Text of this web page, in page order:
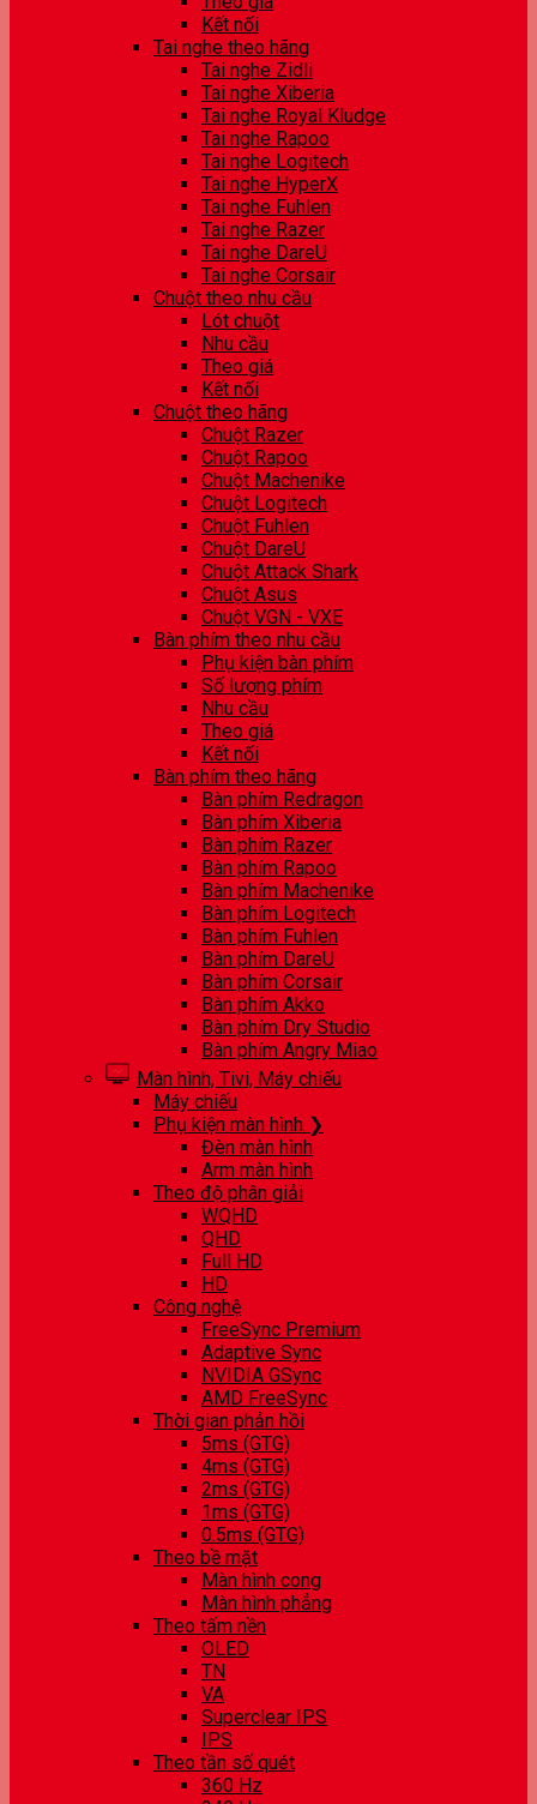
Kết nối
Tai nghe theo hãng
Tai nghe Zidli
Tai nghe Xiberia
Tai nghe Royal Kludge
Tai nghe Rapoo
Tai nghe Logitech
Tai nghe HyperX
Tai nghe Fuhlen
Tai nghe Razer
Tai nghe DareU
Tai nghe Corsair
Chuột theo nhu cầu
Lót chuột
Nhu cầu
Theo giá
Kết nối
Chuột theo hãng
Chuột Razer
Chuột Rapoo
Chuột Machenike
Chuột Logitech
Chuột Fuhlen
Chuột DareU
Chuột Attack Shark
Chuột Asus
Chuột VGN - VXE
Bàn phím theo nhu cầu
Phụ kiện bàn phím
Số lượng phím
Nhu cầu
Theo giá
Kết nối
Bàn phím theo hãng
Bàn phím Redragon
Bàn phím Xiberia
Bàn phím Razer
Bàn phím Rapoo
Bàn phím Machenike
Bàn phím Logitech
Bàn phím Fuhlen
Bàn phím DareU
Bàn phím Corsair
Bàn phím Akko
Bàn phím Dry Studio
Bàn phím Angry Miao
Màn hình, Tivi, Máy chiếu
Máy chiếu
Phụ kiện màn hình ❯
Đèn màn hình
Arm màn hình
Theo độ phân giải
WQHD
QHD
Full HD
HD
Công nghệ
FreeSync Premium
Adaptive Sync
NVIDIA GSync
AMD FreeSync
Thời gian phản hồi
5ms (GTG)
4ms (GTG)
2ms (GTG)
1ms (GTG)
0.5ms (GTG)
Theo bề mặt
Màn hình cong
Màn hình phẳng
Theo tấm nền
OLED
TN
VA
Superclear IPS
IPS
Theo tần số quét
360 Hz